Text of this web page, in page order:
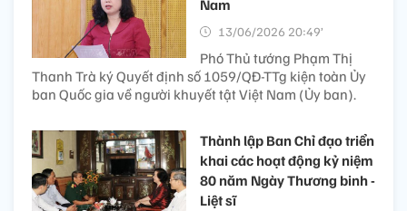
Nam
13/06/2026 20:49’
Phó Thủ tướng Phạm Thị
Thanh Trà ký Quyết định số 1059/QĐ-TTg kiện toàn Ủy
ban Quốc gia về người khuyết tật Việt Nam (Ủy ban).
Thành lập Ban Chỉ đạo triển
khai các hoạt động kỷ niệm
80 năm Ngày Thương binh -
Liệt sĩ